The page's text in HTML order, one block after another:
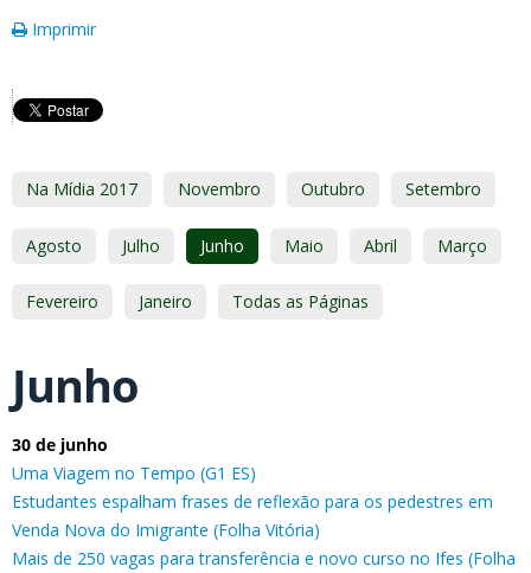
Imprimir
Na Mídia 2017 Novembro Outubro Setembro
Agosto Julho Junho Maio Abril Março
Fevereiro Janeiro Todas as Páginas
Junho
30 de junho
Uma Viagem no Tempo (G1 ES)
Estudantes espalham frases de reflexão para os pedestres em
Venda Nova do Imigrante (Folha Vitória)
Mais de 250 vagas para transferência e novo curso no Ifes (Folha